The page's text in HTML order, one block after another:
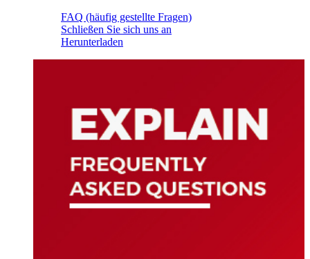
FAQ (häufig gestellte Fragen)
Schließen Sie sich uns an
Herunterladen